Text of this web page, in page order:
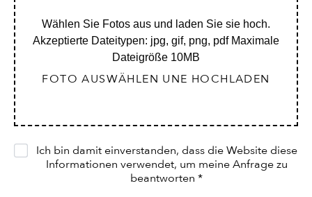
FOTO AUSWÄHLEN UNE HOCHLADEN
Wählen Sie Fotos aus und laden Sie sie hoch.
Akzeptierte Dateitypen: jpg, gif, png, pdf Maximale
Dateigröße 10MB
Ich bin damit einverstanden, dass die Website diese
Informationen verwendet, um meine Anfrage zu
beantworten *